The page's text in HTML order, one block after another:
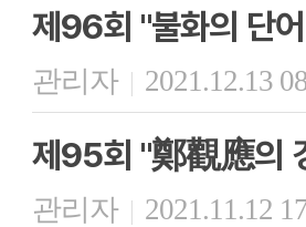
제96회 "불화의 단
관리자 | 2021.12.13
제95회 "鄭觀應의
관리자 | 2021.11.12